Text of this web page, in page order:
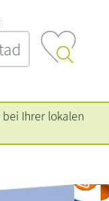
Ihrer lokalen